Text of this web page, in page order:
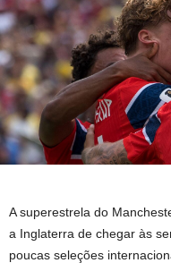
A superestrela do
a Inglaterra de chegar às
poucas seleções